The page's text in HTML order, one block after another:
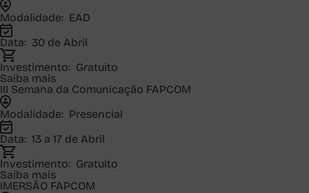
Modalidade: EAD
Data: 30 de Abril
Investimento: Gratuito
Saiba mais
III Semana da Comunicação FAPCOM
Modalidade: Presencial
Data: 13 a 17 de Abril
Investimento: Gratuito
Saiba mais
IMERSÃO FAPCOM